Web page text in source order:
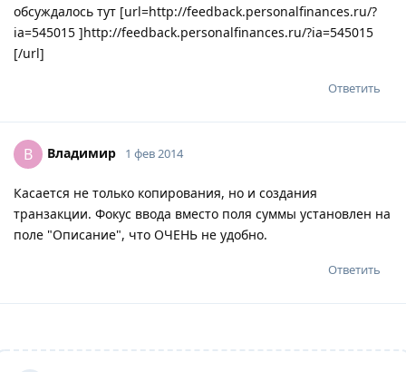
обсуждалось тут [url=http://feedback.personalfinances.ru/?
ia=545015 ]http://feedback.personalfinances.ru/?ia=545015
[/url]
Ответить
В Владимир 1 фев 2014
Касается не только копирования, но и создания
транзакции. Фокус ввода вместо поля суммы установлен на
поле "Описание", что ОЧЕНЬ не удобно.
Ответить